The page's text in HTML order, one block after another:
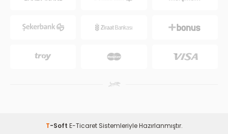
T-Soft E-TicaretSistemleriyle Hazırlanmıştır.